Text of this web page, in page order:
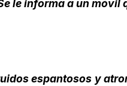
le informa a un
espantosos y